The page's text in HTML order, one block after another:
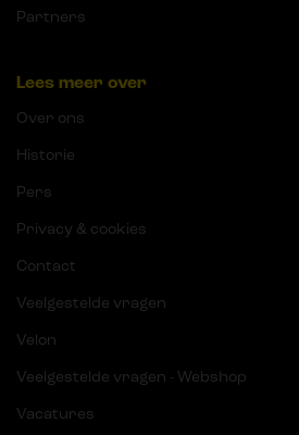
Partners
Lees meer over
Over ons
Historie
Pers
Privacy & cookies
Contact
Veelgestelde vragen
Velon
Veelgestelde vragen - Webshop
Vacatures